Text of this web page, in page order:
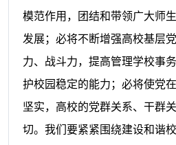
模范作用，团结和带领广大师
发展；必将不断增强高校基层
力、战斗力，提高管理学校事
护校园稳定的能力；必将使党
坚实，高校的党群关系、干群
切。我们要紧紧围绕建设和谐